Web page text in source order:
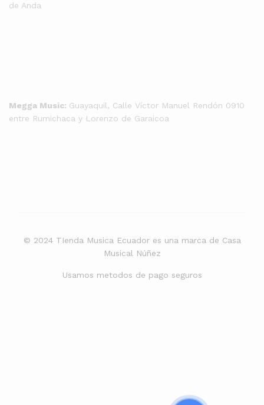
de Anda
Megga Music: Guayaquil, Calle Víctor Manuel Rendón 0910
entre Rumichaca y Lorenzo de Garaicoa
© 2024 TIenda Musica Ecuador es una marca de Casa
Musical Núñez
Usamos metodos de pago seguros